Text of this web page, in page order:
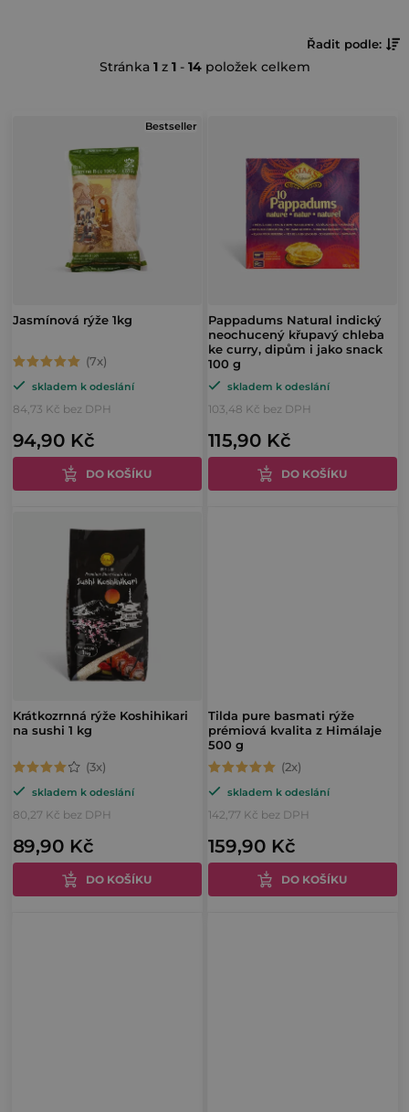
Stránka 1z 1- 14položek celkem
Ř
a
n
í
p
r
o
u
k
t
ů
Řadit podle:
o
d
u
k
t
ů
Bestseller
Jasmínová rýže 1kg
Průměrné
hodnocení
produktu
je
5,0
z
skladem k odeslání
84,73 Kč bez DPH
94,90 Kč
DO KOŠÍKU
Pappadums Natural indický
neochucený křupavý chleba
ke curry, dipům i jako snack
100 g
skladem k odeslání
103,48 Kč bez DPH
115,90 Kč
DO KOŠÍKU
Krátkozrnná rýže Koshihikari
na sushi 1 kg
Průměrné
hodnocení
produktu
je
4,3
z
skladem k odeslání
80,27 Kč bez DPH
89,90 Kč
DO KOŠÍKU
Tilda pure basmati rýže
prémiová kvalita z Himálaje
500 g
Průměrné
hodnocení
produktu
je
5,0
z
skladem k odeslání
142,77 Kč bez DPH
159,90 Kč
DO KOŠÍKU